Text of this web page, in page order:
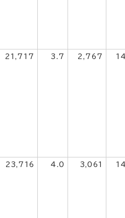
21,717 3.7 2,767
23,716 4.0 3,061